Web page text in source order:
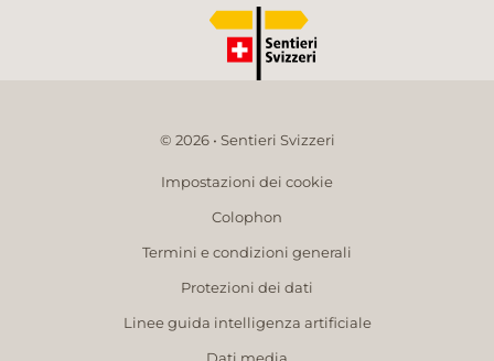
© 2026 • Sentieri Svizzeri
Impostazioni dei cookie
Colophon
Termini e condizioni generali
Protezioni dei dati
Linee guida intelligenza artificiale